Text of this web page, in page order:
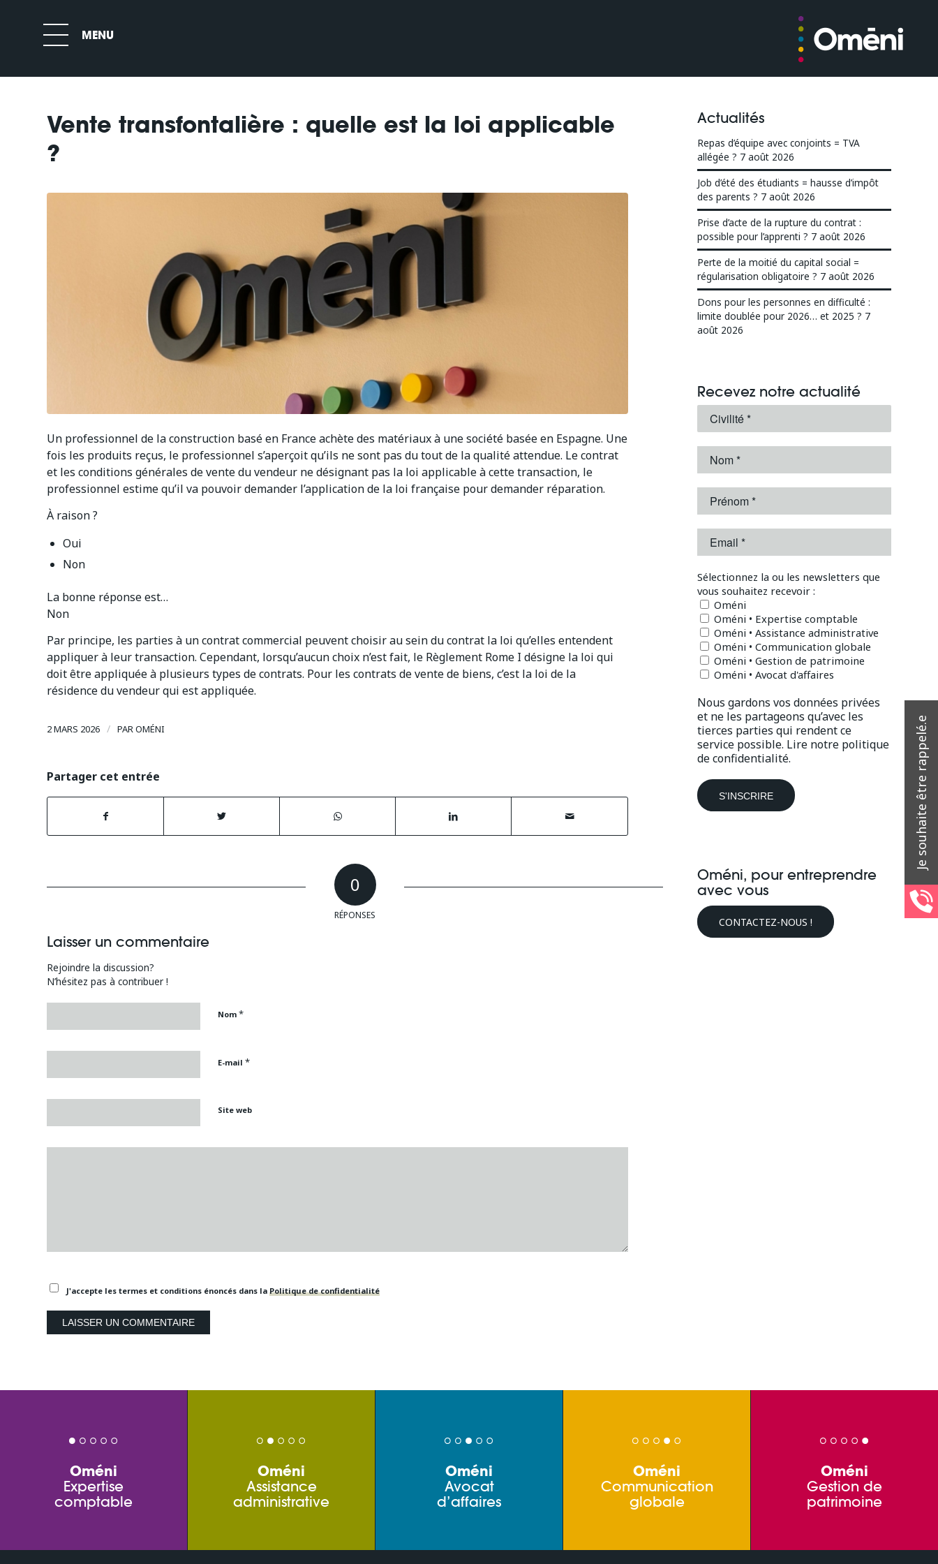
Vente transfontalière : quelle est la loi applicable
?
Un professionnel de la construction basé en France achète des matériaux à une société basée en Espagne. Une
fois les produits reçus, le professionnel s’aperçoit qu’ils ne sont pas du tout de la qualité attendue. Le contrat
et les conditions générales de vente du vendeur ne désignant pas la loi applicable à cette transaction, le
professionnel estime qu’il va pouvoir demander l’application de la loi française pour demander réparation.
À raison ?
Oui
Non
La bonne réponse est…
Non
Par principe, les parties à un contrat commercial peuvent choisir au sein du contrat la loi qu’elles entendent
appliquer à leur transaction. Cependant, lorsqu’aucun choix n’est fait, le Règlement Rome I désigne la loi qui
doit être appliquée à plusieurs types de contrats. Pour les contrats de vente de biens, c’est la loi de la
résidence du vendeur qui est appliquée.
2 MARS 2026 / PAR OMÉNI
Partager cet entrée
0
RÉPONSES
Laisser un commentaire
Rejoindre la discussion?
N’hésitez pas à contribuer !
Nom *
E-mail *
Site web
J'accepte les termes et conditions énoncés dans la Politique de confidentialité
Actualités
Repas d’équipe avec conjoints = TVA
allégée ? 7 août 2026
Job d’été des étudiants = hausse d’impôt
des parents ? 7 août 2026
Prise d’acte de la rupture du contrat :
possible pour l’apprenti ? 7 août 2026
Perte de la moitié du capital social =
régularisation obligatoire ? 7 août 2026
Dons pour les personnes en difficulté :
limite doublée pour 2026… et 2025 ? 7
août 2026
Recevez notre actualité
Sélectionnez la ou les newsletters que
vous souhaitez recevoir :
Oméni
Oméni • Expertise comptable
Oméni • Assistance administrative
Oméni • Communication globale
Oméni • Gestion de patrimoine
Oméni • Avocat d'affaires
Nous gardons vos données privées
et ne les partageons qu’avec les
tierces parties qui rendent ce
service possible. Lire notre politique
de confidentialité.
Oméni, pour entreprendre
avec vous
CONTACTEZ-NOUS !
Oméni
Expertise
comptable
Oméni
Assistance
administrative
Oméni
Avocat
d’affaires
Oméni
Communication
globale
Oméni
Gestion de
patrimoine